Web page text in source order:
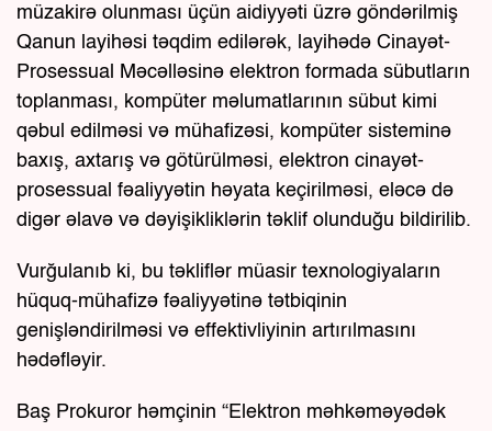
müzakirə olunması üçün aidiyyəti üzrə göndərilmiş
Qanun layihəsi təqdim edilərək, layihədə Cinayət-
Prosessual Məcəlləsinə elektron formada sübutların
toplanması, kompüter məlumatlarının sübut kimi
qəbul edilməsi və mühafizəsi, kompüter sisteminə
baxış, axtarış və götürülməsi, elektron cinayət-
prosessual fəaliyyətin həyata keçirilməsi, eləcə də
digər əlavə və dəyişikliklərin təklif olunduğu bildirilib.
Vurğulanıb ki, bu təkliflər müasir texnologiyaların
hüquq-mühafizə fəaliyyətinə tətbiqinin
genişləndirilməsi və effektivliyinin artırılmasını
hədəfləyir.
Baş Prokuror həmçinin “Elektron məhkəməyədək